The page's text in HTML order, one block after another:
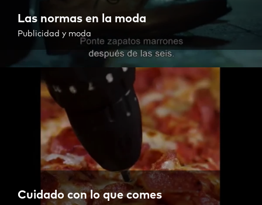
Las normas en la moda
Publicidad y moda
Cuidado con lo que comes